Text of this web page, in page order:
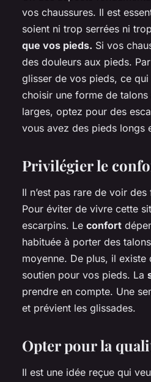
vos chaussures. Il est
soient ni trop serrées ni
que vos pieds. Si vos
des douleurs aux pieds.
glisser de vos pieds, ce
choisir une forme de
larges, optez pour des
vous avez des pieds longs
Privilégier le
Il n’est pas rare de voir
Pour éviter de vivre cette
escarpins. Le confort
habituée à porter des
moyenne. De plus, il
soutien pour vos pieds. La
prendre en compte. Une
et prévient les glissades.
Opter pour la
Il est une idée reçue qui